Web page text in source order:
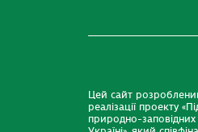
Цей сайт
реалізації проекту
природно-